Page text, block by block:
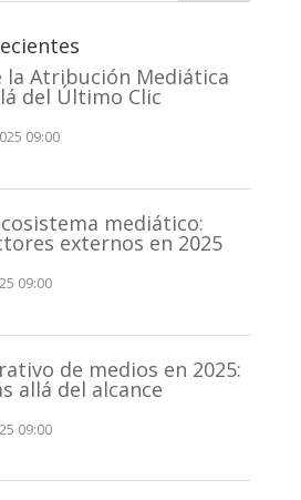
la Atribución Mediática
del Último Clic
09:00
mediático:
externos en 2025
09:00
de medios en 2025:
allá del alcance
09:00